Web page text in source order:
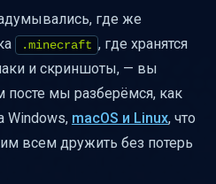
.minecraft и зачем это
пакет ресурсов
и сохранённые миры
и перенос папки
где же
.minecraft , где хранятся
и скриншоты, — вы
посте мы разберёмся, как
Windows, macOS и Linux, что
всем дружить без потерь